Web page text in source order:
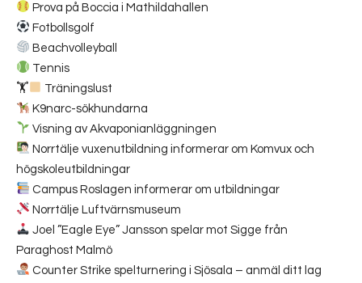
Prova på Boccia i Mathildahallen
Fotbollsgolf
Beachvolleyball
Tennis
🏋
Träningslust
K9narc-sökhundarna
Visning av Akvaponianläggningen
Norrtälje vuxenutbildning informerar om Komvux och
högskoleutbildningar
Campus Roslagen informerar om utbildningar
Norrtälje Luftvärnsmuseum
Joel ”Eagle Eye” Jansson spelar mot Sigge från
Paraghost Malmö
Counter Strike spelturnering i Sjösala – anmäl ditt lag